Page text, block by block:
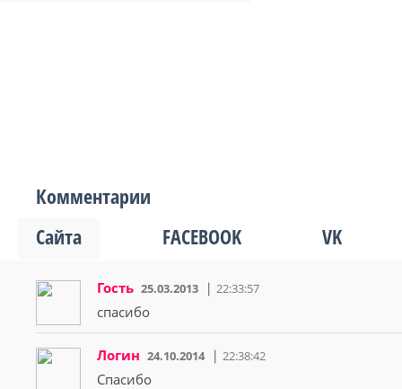
Комментарии
Сайта
FACEBOOK VK
Гость 25.03.2013 22:33:57
спасибо
Логин 24.10.2014 22:38:42
Спасибо